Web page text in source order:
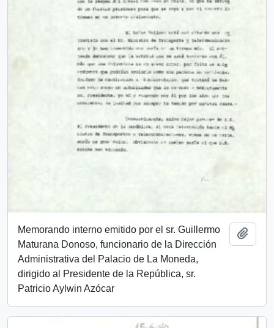
Memorando interno emitido por el sr. Guillermo
Maturana Donoso, funcionario de la Dirección
Administrativa del Palacio de La Moneda,
dirigido al Presidente de la República, sr.
Patricio Aylwin Azócar